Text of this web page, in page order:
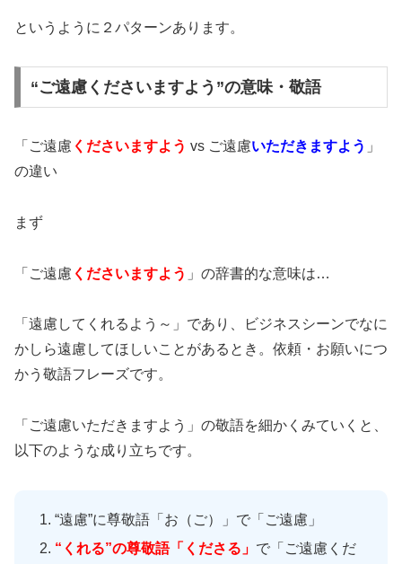
というように２パターンあります。
“ご遠慮くださいますよう”の意味・敬語
「ご遠慮 くださいますよう vs ご遠慮いただきますよう 」
の違い
まず
「ご遠慮 くださいますよう 」の辞書的な意味は…
「遠慮してくれるよう～」であり、ビジネスシーンでなに
かしら遠慮してほしいことがあるとき。依頼・お願いにつ
かう敬語フレーズです。
「ご遠慮いただきますよう」の敬語を細かくみていくと、
以下のような成り立ちです。
“遠慮”に尊敬語「お（ご）」で「ご遠慮」
“くれる”の尊敬語「くださる」 で「ご遠慮くだ